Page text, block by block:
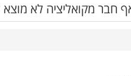
חבר מקואליציה לא